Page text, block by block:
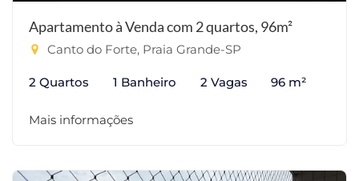
Apartamento à Venda com 2 quartos, 96m²
Canto do Forte, Praia Grande-SP
2 Quartos 1 Banheiro 2 Vagas 96 m²
Mais informações